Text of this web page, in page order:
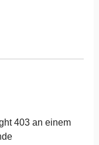
403 an einem